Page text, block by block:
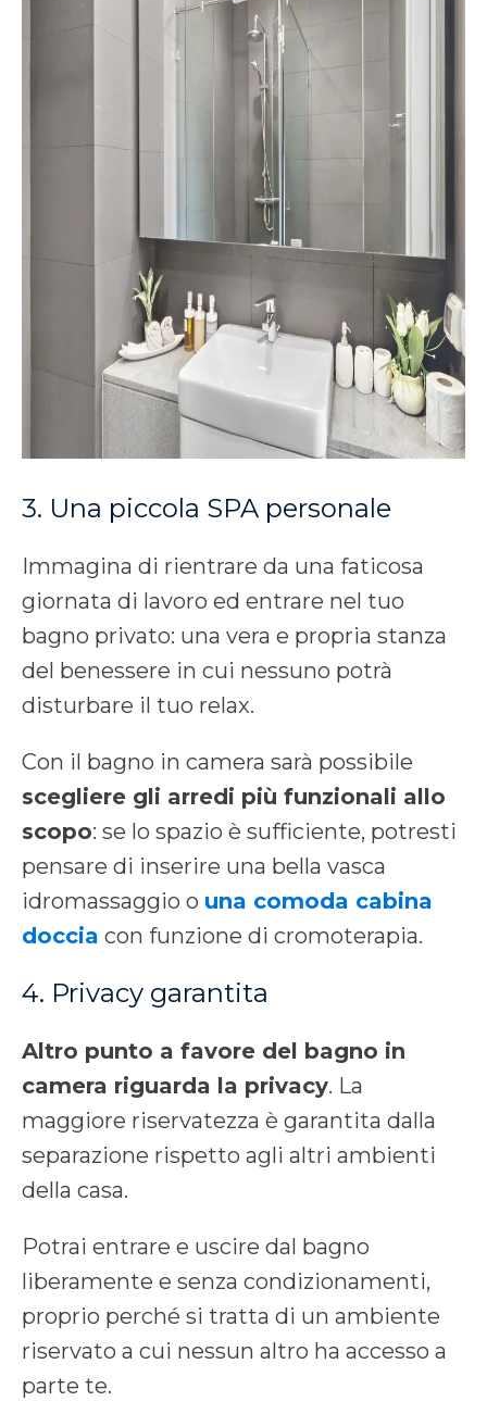
3. Una piccola SPA personale
Immagina di rientrare da una faticosa
giornata di lavoro ed entrare nel tuo
bagno privato: una vera e propria stanza
del benessere in cui nessuno potrà
disturbare il tuo relax.
Con il bagno in camera sarà possibile
scegliere gli arredi più funzionali allo
scopo: se lo spazio è sufficiente, potresti
pensare di inserire una bella vasca
idromassaggio o una comoda cabina
doccia con funzione di cromoterapia.
4. Privacy garantita
Altro punto a favore del bagno in
camera riguarda la privacy. La
maggiore riservatezza è garantita dalla
separazione rispetto agli altri ambienti
della casa.
Potrai entrare e uscire dal bagno
liberamente e senza condizionamenti,
proprio perché si tratta di un ambiente
riservato a cui nessun altro ha accesso a
parte te.